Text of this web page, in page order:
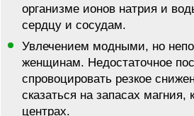
организме ионов натрия и
сердцу и сосудам.
Увлечением модными, но
женщинам. Недостаточное
спровоцировать резкое
сказаться на запасах
центрах.